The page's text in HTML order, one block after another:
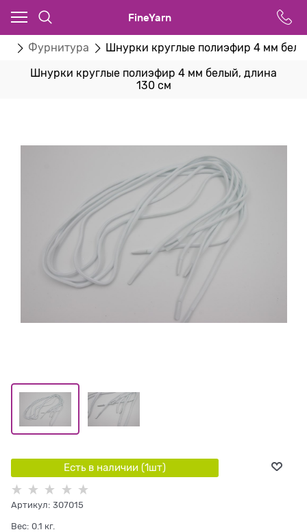
FineYarn
Фурнитура Шнурки круглые полиэфир 4 мм
Шнурки круглые полиэфир 4 мм белый, длина
130 см
Есть в наличии (1шт)
Артикул: 307015
Вес: 0.1 кг.